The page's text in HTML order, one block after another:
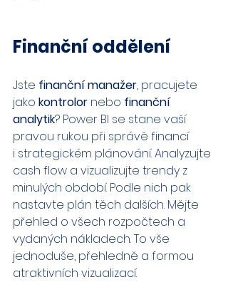
Finanční oddělení
Jste finanční manažer, pracujete
jako kontrolor nebo finanční
analytik? Power BI se stane vaší
pravou rukou při správě financí
i strategickém plánování. Analyzujte
cash flow a vizualizujte trendy z
minulých období. Podle nich pak
nastavte plán těch dalších. Mějte
přehled o všech rozpočtech a
vydaných nákladech. To vše
jednoduše, přehledně a formou
atraktivních vizualizací.